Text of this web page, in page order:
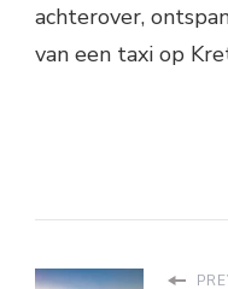
achterover,
van een taxi op